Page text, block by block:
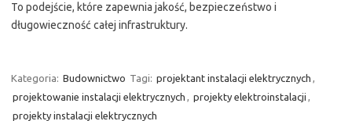
To podejście, które zapewnia jakość, bezpieczeństwo i
długowieczność całej infrastruktury.
Kategoria: Budownictwo Tagi: projektant instalacji elektrycznych ,
projektowanie instalacji elektrycznych , projekty elektroinstalacji ,
projekty instalacji elektrycznych